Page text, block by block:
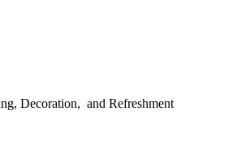
Decoration, and Refreshment